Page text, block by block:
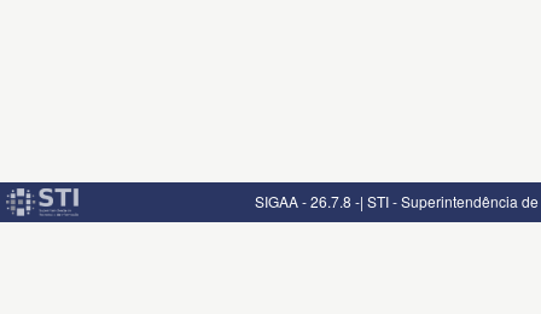
SIGAA - 26.7.8 -| STI - Superintendência